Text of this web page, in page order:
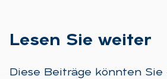
Le­sen Sie wei­ter
Diese Beiträge könnten Sie